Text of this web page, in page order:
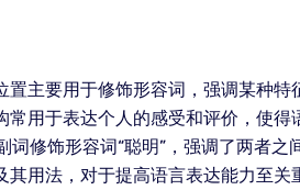
置主要用于修饰形容词，强调某种特
常用于表达个人的感受和评价，使
词修饰形容词“聪明”，强调了两者
用法，对于提高语言表达能力至关